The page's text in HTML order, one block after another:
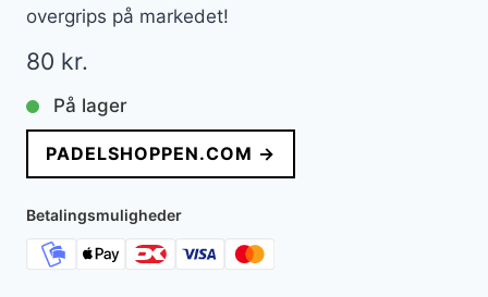
overgrips på markedet!
80 kr.
På lager
PADELSHOPPEN.COM →
Betalingsmuligheder